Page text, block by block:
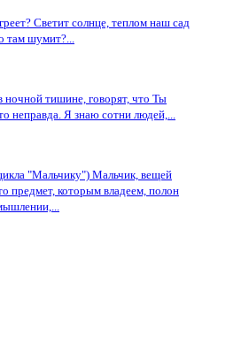
Светит солнце, теплом наш сад
там шумит?...
тишине, говорят, что Ты
неправда. Я знаю сотни людей,...
"Мальчику") Мальчик, вещей
предмет, которым владеем, полон